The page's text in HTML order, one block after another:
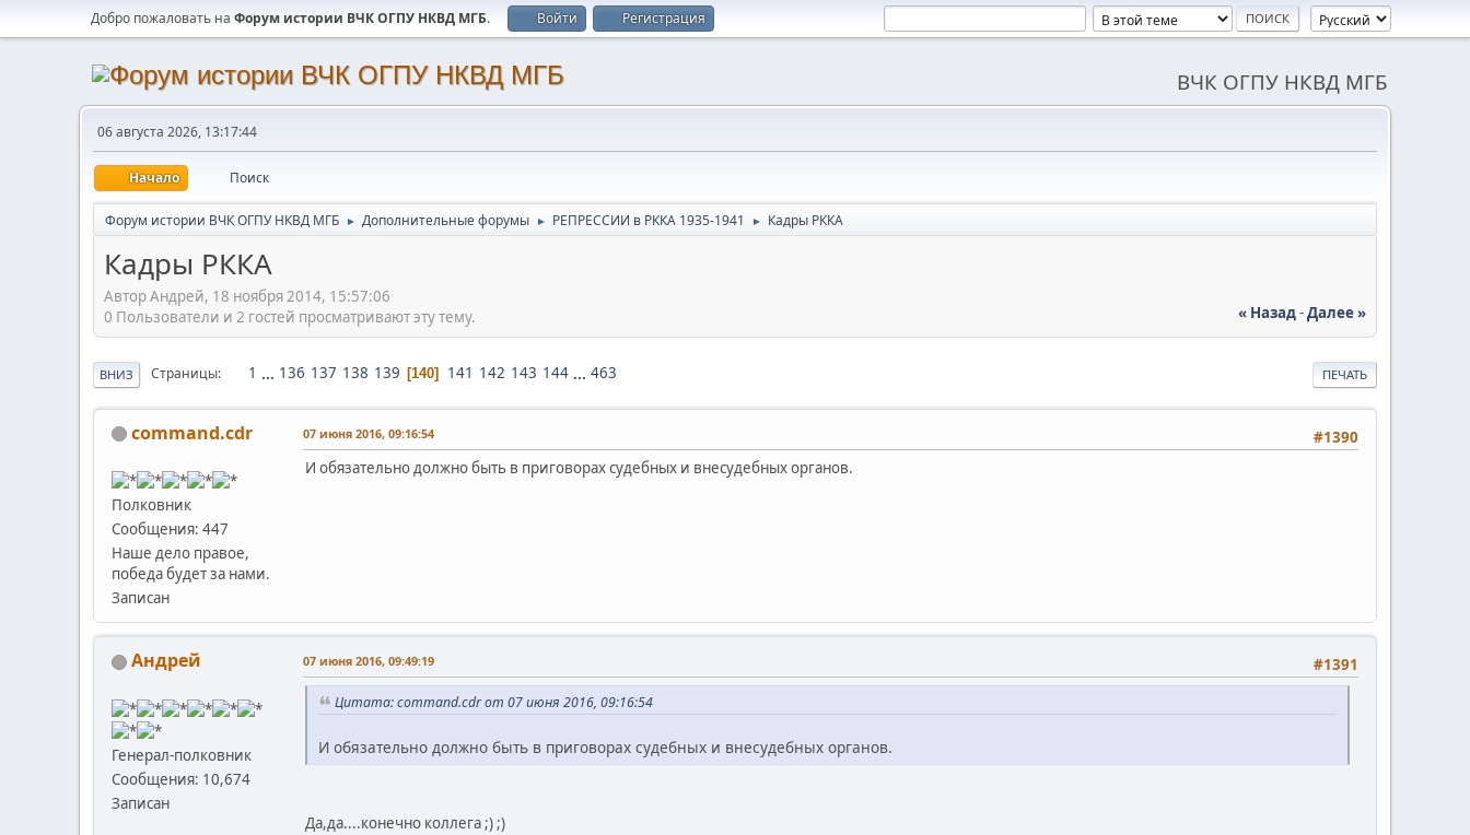
Добро пожаловать на Форум истории ВЧК ОГПУ НКВД МГБ. Войти Регистрация
ВЧК ОГПУ НКВД МГБ
06 августа 2026, 13:17:44
Начало Поиск
Форум истории ВЧК ОГПУ НКВД МГБ ► Дополнительные форумы ► РЕПРЕССИИ в РККА 1935-1941 ► Кадры РККА
Кадры РККА
Автор Андрей, 18 ноября 2014, 15:57:06
« Назад-Далее »
0 Пользователи и 2 гостей просматривают эту тему.
ПЕЧАТЬ
ВНИЗ Страницы 1 ... 136 137 138 139 140 141 142 143 144 ... 463
command.cdr
Полковник
Сообщения: 447
Наше дело правое,
победа будет за нами.
Записан
#1390
07 июня 2016, 09:16:54
И обязательно должно быть в приговорах судебных и внесудебных органов.
Андрей
Генерал-полковник
Сообщения: 10,674
Записан
#1391
07 июня 2016, 09:49:19
Цитата: command.cdr от 07 июня 2016, 09:16:54
И обязательно должно быть в приговорах судебных и внесудебных органов.
Да,да....конечно коллега ;) ;)